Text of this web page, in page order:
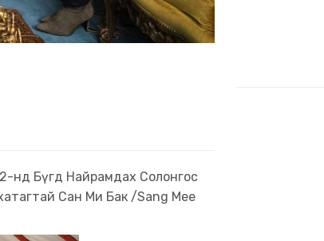
нд Бүгд Найрамдах Солонгос
Сан Ми Бак /Sang Mee